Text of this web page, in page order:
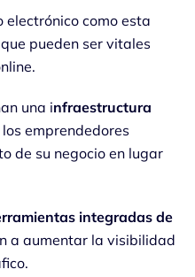
como esta
pueden ser vitales
una infraestructura
emprendedores
de su negocio en lugar
integradas de
a aumentar la visibilidad